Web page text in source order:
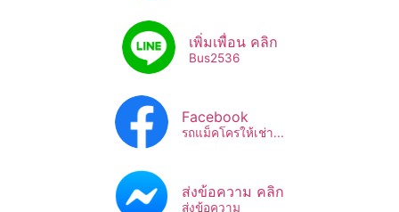
เพิ่มเพื่อน คลิก
Bus2536​
Facebook
รถแม็คโครให้เช่า...
ส่งข้อความ คลิก
ส่งข้อความ